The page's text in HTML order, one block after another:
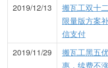
2019/12/13
搬瓦工双十
限量版方案
信支付
2019/11/29
搬瓦工黑五
惠，续费不